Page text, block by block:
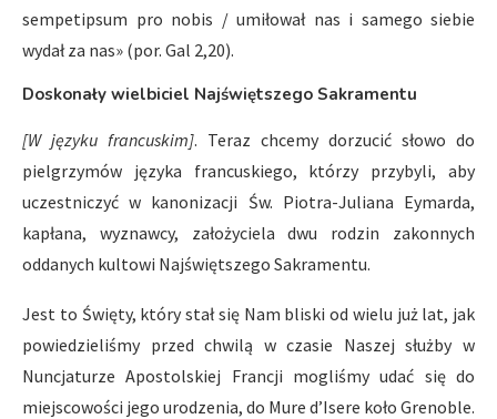
sempetipsum pro nobis / umiłował nas i samego siebie
wydał za nas» (por. Gal 2,20).
Doskonały wielbiciel Najświętszego Sakramentu
[W języku francuskim]. Teraz chcemy dorzucić słowo do
pielgrzymów języka francuskiego, którzy przybyli, aby
uczestniczyć w kanonizacji Św. Piotra-Juliana Eymarda,
kapłana, wyznawcy, założyciela dwu rodzin zakonnych
oddanych kultowi Najświętszego Sakramentu.
Jest to Święty, który stał się Nam bliski od wielu już lat, jak
powiedzieliśmy przed chwilą w czasie Naszej służby w
Nuncjaturze Apostolskiej Francji mogliśmy udać się do
miejscowości jego urodzenia, do Mure d’Isere koło Grenoble.